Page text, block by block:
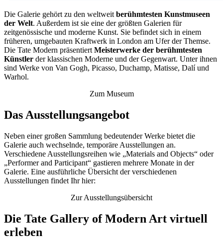
Die Galerie gehört zu den weltweit berühmtesten Kunstmuseen
der Welt. Außerdem ist sie eine der größten Galerien für
zeitgenössische und moderne Kunst. Sie befindet sich in einem
früheren, umgebauten Kraftwerk in London am Ufer der Themse.
Die Tate Modern präsentiert Meisterwerke der berühmtesten
Künstler der klassischen Moderne und der Gegenwart. Unter ihnen
sind Werke von Van Gogh, Picasso, Duchamp, Matisse, Dalí und
Warhol.
Zum Museum
Das Ausstellungsangebot
Neben einer großen Sammlung bedeutender Werke bietet die
Galerie auch wechselnde, temporäre Ausstellungen an.
Verschiedene Ausstellungsreihen wie „Materials and Objects“ oder
„Performer and Participant“ gastieren mehrere Monate in der
Galerie. Eine ausführliche Übersicht der verschiedenen
Ausstellungen findet Ihr hier:
Zur Ausstellungsübersicht
Die Tate Gallery of Modern Art virtuell
erleben